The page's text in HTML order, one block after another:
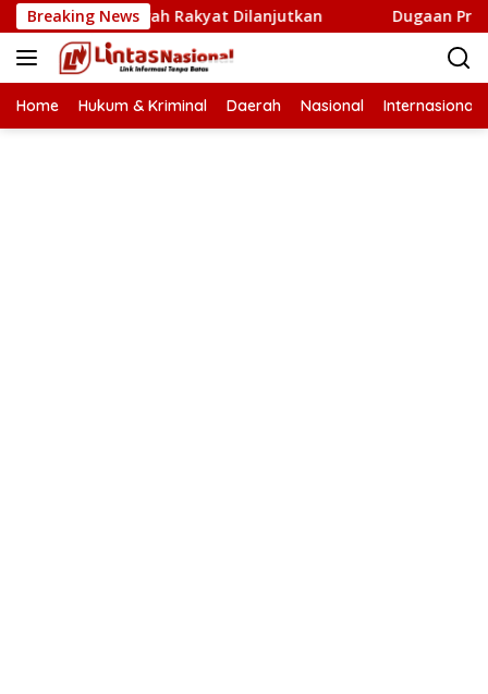
Langsung
ke
konten
Breaking News
Sawah Rakyat Dilanjutkan Dugaan Proyek
Home Hukum & Kriminal Daerah Nasional Internasional